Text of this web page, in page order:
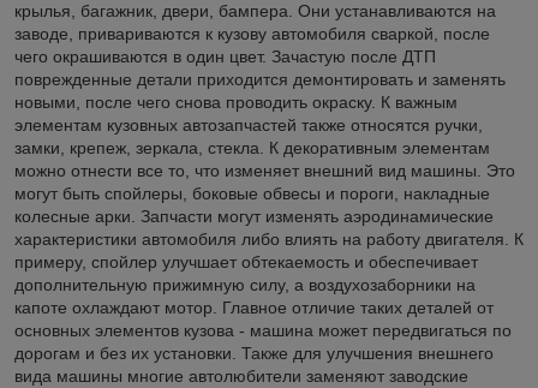
крылья, багажник, двери, бампера. Они устанавливаются на
заводе, привариваются к кузову автомобиля сваркой, после
чего окрашиваются в один цвет. Зачастую после ДТП
поврежденные детали приходится демонтировать и заменять
новыми, после чего снова проводить окраску. К важным
элементам кузовных автозапчастей также относятся ручки,
замки, крепеж, зеркала, стекла. К декоративным элементам
можно отнести все то, что изменяет внешний вид машины. Это
могут быть спойлеры, боковые обвесы и пороги, накладные
колесные арки. Запчасти могут изменять аэродинамические
характеристики автомобиля либо влиять на работу двигателя. К
примеру, спойлер улучшает обтекаемость и обеспечивает
дополнительную прижимную силу, а воздухозаборники на
капоте охлаждают мотор. Главное отличие таких деталей от
основных элементов кузова - машина может передвигаться по
дорогам и без их установки. Также для улучшения внешнего
вида машины многие автолюбители заменяют заводские